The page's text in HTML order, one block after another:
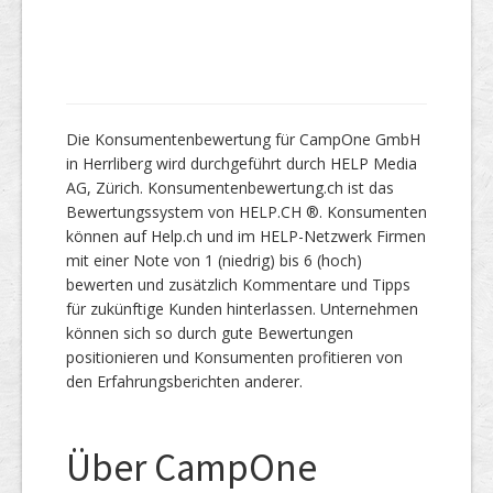
Die Konsumentenbewertung für CampOne GmbH
in Herrliberg wird durchgeführt durch HELP Media
AG, Zürich. Konsumentenbewertung.ch ist das
Bewertungssystem von HELP.CH ®. Konsumenten
können auf Help.ch und im HELP-Netzwerk Firmen
mit einer Note von 1 (niedrig) bis 6 (hoch)
bewerten und zusätzlich Kommentare und Tipps
für zukünftige Kunden hinterlassen. Unternehmen
können sich so durch gute Bewertungen
positionieren und Konsumenten profitieren von
den Erfahrungsberichten anderer.
Über CampOne